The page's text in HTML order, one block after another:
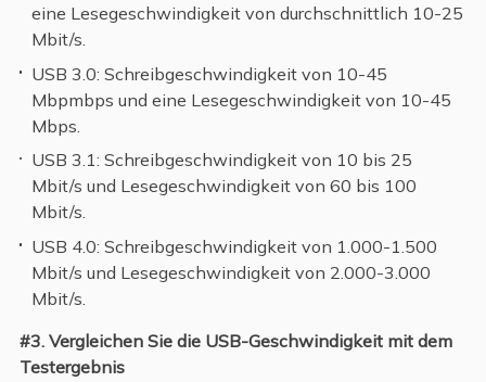
eine Lesegeschwindigkeit von durchschnittlich 10-25
Mbit/s.
USB 3.0: Schreibgeschwindigkeit von 10-45
Mbpmbps und eine Lesegeschwindigkeit von 10-45
Mbps.
USB 3.1: Schreibgeschwindigkeit von 10 bis 25
Mbit/s und Lesegeschwindigkeit von 60 bis 100
Mbit/s.
USB 4.0: Schreibgeschwindigkeit von 1.000-1.500
Mbit/s und Lesegeschwindigkeit von 2.000-3.000
Mbit/s.
#3. Vergleichen Sie die USB-Geschwindigkeit mit dem
Testergebnis